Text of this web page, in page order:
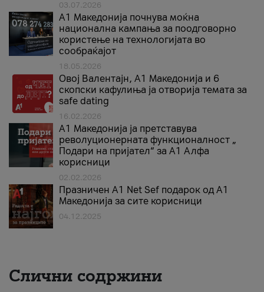
03.07.2026
A1 Македонија почнува моќна
национална кампања за поодговорно
користење на технологијата во
сообраќајот
18.05.2026
Овој Валентајн, A1 Македонија и 6
скопски кафулиња ја отворија темата за
safe dating
16.02.2026
А1 Македонија ја претставува
револуционерната функционалност „
Подари на пријател“ за А1 Алфа
корисници
02.02.2026
Празничен A1 Net Sеf подарок од А1
Македонија за сите корисници
04.12.2025
Слични содржини